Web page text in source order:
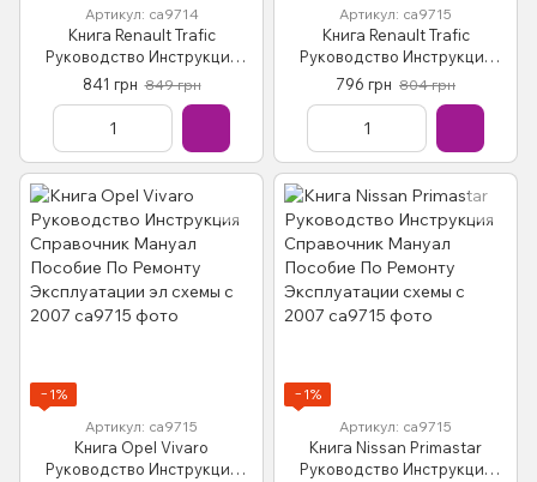
Артикул: са9714
Книга Renault Trafic
Руководство Инструкция
Справочник Мануал
Пособие По Ремонту
Эксплуатации 01-06 и с 06
841 грн 849 грн
Артикул: са9715
Книга Renault Trafic
Руководство Инструкция
Справочник Мануал
Пособие По Ремонту
Эксплуатации эл схемы с
796 грн 804 грн
−1%
Артикул: са9715
Книга Opel Vivaro
Руководство Инструкция
−1%
Артикул: са9715
Книга Nissan Primastar
Руководство Инструкция